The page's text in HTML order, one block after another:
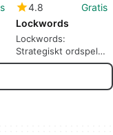
4.8
Gratis
Lockwords
Lockwords:
Strategiskt ordspel
för Android